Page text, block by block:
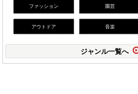
ファッション 園芸
アウトドア 音楽
ジャンル一覧へ